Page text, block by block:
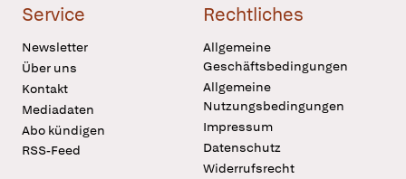
Service
Newsletter
Über uns
Kontakt
Mediadaten
Abo kündigen
RSS-Feed
Rechtliches
Allgemeine
Geschäftsbedingungen
Allgemeine
Nutzungsbedingungen
Impressum
Datenschutz
Widerrufsrecht